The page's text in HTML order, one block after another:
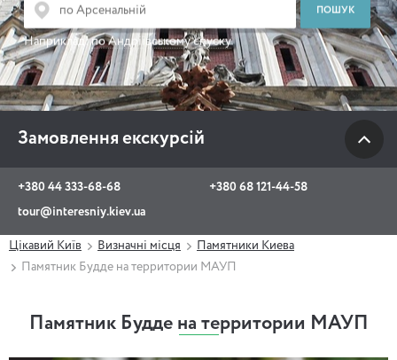
Наприклад:по Андріївському спуску
Замовлення екскурсій
+380 44 333-68-68
+380 68 121-44-58
tour@interesniy.kiev.ua
+380 68 121-44-58
tour@interesniy.kiev.ua
з 10.00 до 19:30 щоденно
Viber WhatsApp
Цікавий Київ Визначні місця
Памятники Киева
Памятник Будде на территории МАУП
Памятник Будде на территории МАУП